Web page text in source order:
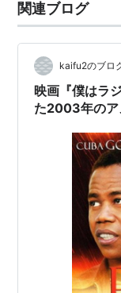
大統領の執事
ハードワイヤ
クロス・ゲーム
ソルジャー・
デビル・ハザ
ヒーロー・ウ
バトル・ライ
13歳のハゲ男
マッド・ファ
関連ブログ
kaifu2のブロ
映画『僕はラ
た2003年のア